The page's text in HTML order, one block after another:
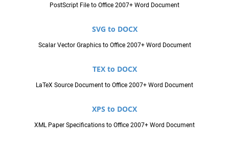
PostScript File to Office 2007+ Word Document
SVG to DOCX
Scalar Vector Graphics to Office 2007+ Word Document
TEX to DOCX
LaTeX Source Document to Office 2007+ Word Document
XPS to DOCX
XML Paper Specifications to Office 2007+ Word Document